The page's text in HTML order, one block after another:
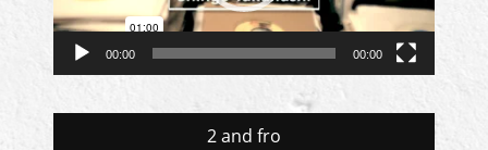
00:00 00:00
2 and fro